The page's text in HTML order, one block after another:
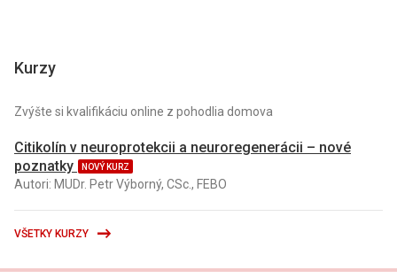
Kurzy
Zvýšte si kvalifikáciu online z pohodlia domova
Citikolín v neuroprotekcii a neuroregenerácii – nové
poznatky
NOVÝ KURZ
Autori: MUDr. Petr Výborný, CSc., FEBO
VŠETKY KURZY